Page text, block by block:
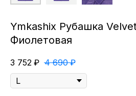
Ymkashix Рубашка
Фиолетовая
3 752 ₽ 4 690 ₽